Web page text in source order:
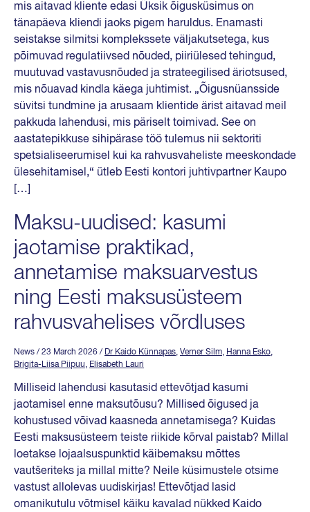
mis aitavad kliente edasi Üksik õigusküsimus on
tänapäeva kliendi jaoks pigem haruldus. Enamasti
seistakse silmitsi komplekssete väljakutsetega, kus
põimuvad regulatiivsed nõuded, piiriülesed tehingud,
muutuvad vastavusnõuded ja strateegilised äriotsused,
mis nõuavad kindla käega juhtimist. „Õigusnüansside
süvitsi tundmine ja arusaam klientide ärist aitavad meil
pakkuda lahendusi, mis päriselt toimivad. See on
aastatepikkuse sihipärase töö tulemus nii sektoriti
spetsialiseerumisel kui ka rahvusvaheliste meeskondade
ülesehitamisel,“ ütleb Eesti kontori juhtivpartner Kaupo
[…]
Maksu-uudised: kasumi
jaotamise praktikad,
annetamise maksuarvestus
ning Eesti maksusüsteem
rahvusvahelises võrdluses
News / 23 March 2026 / Dr Kaido Künnapas, Verner Silm, Hanna Esko,
Brigita-Liisa Piipuu, Elisabeth Lauri
Milliseid lahendusi kasutasid ettevõtjad kasumi
jaotamisel enne maksutõusu? Millised õigused ja
kohustused võivad kaasneda annetamisega? Kuidas
Eesti maksusüsteem teiste riikide kõrval paistab? Millal
loetakse lojaalsuspunktid käibemaksu mõttes
vautšeriteks ja millal mitte? Neile küsimustele otsime
vastust allolevas uudiskirjas! Ettevõtjad lasid
omanikutulu võtmisel käiku kavalad nükked Kaido